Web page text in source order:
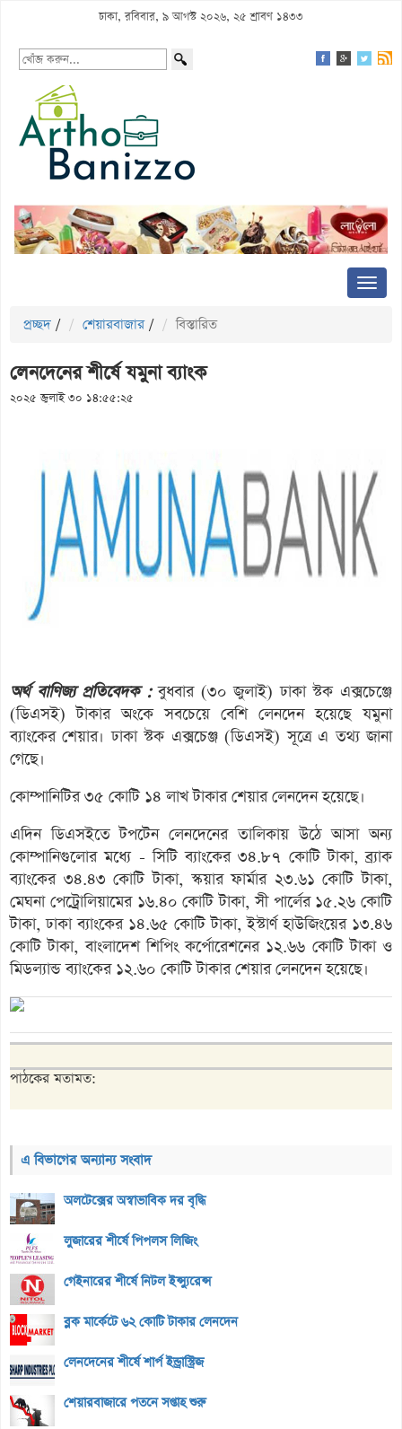
ঢাকা, রবিবার, ৯ আগস্ট ২০২৬, ২৫ শ্রাবণ ১৪৩৩
প্রচ্ছদ / শেয়ারবাজার / বিস্তারিত
লেনদেনের শীর্ষে যমুনা ব্যাংক
২০২৫ জুলাই ৩০ ১৪:৫৫:২৫
অর্থ বাণিজ্য প্রতিবেদক :বুধবার (৩০ জুলাই) ঢাকা স্টক এক্সচেঞ্জে
(ডিএসই) টাকার অংকে সবচেয়ে বেশি লেনদেন হয়েছে যমুনা
ব্যাংকের শেয়ার। ঢাকা স্টক এক্সচেঞ্জ (ডিএসই) সূত্রে এ তথ্য জানা
গেছে।
কোম্পানিটির ৩৫ কোটি ১৪ লাখ টাকার শেয়ার লেনদেন হয়েছে।
এদিন ডিএসইতে টপটেন লেনদেনের তালিকায় উঠে আসা অন্য
কোম্পানিগুলোর মধ্যে - সিটি ব্যাংকের ৩৪.৮৭ কোটি টাকা, ব্র্যাক
ব্যাংকের ৩৪.৪৩ কোটি টাকা, স্কয়ার ফার্মার ২৩.৬১ কোটি টাকা,
মেঘনা পেট্রোলিয়ামের ১৬.৪০ কোটি টাকা, সী পার্লের ১৫.২৬ কোটি
টাকা, ঢাকা ব্যাংকের ১৪.৬৫ কোটি টাকা, ইস্টার্ণ হাউজিংয়ের ১৩.৪৬
কোটি টাকা, বাংলাদেশ শিপিং কর্পোরেশনের ১২.৬৬ কোটি টাকা ও
মিডল্যান্ড ব্যাংকের ১২.৬০ কোটি টাকার শেয়ার লেনদেন হয়েছে।
পাঠকের মতামত:
এ বিভাগের অন্যান্য সংবাদ
অলটেক্সের অস্বাভাবিক দর বৃদ্ধি
লুজারের শীর্ষে পিপলস লিজিং
গেইনারের শীর্ষে নিটল ইন্স্যুরেন্স
ব্লক মার্কেটে ৬২ কোটি টাকার লেনদেন
লেনদেনের শীর্ষে শার্প ইন্ড্রাস্ট্রিজ
শেয়ারবাজারে পতনে সপ্তাহ শুরু